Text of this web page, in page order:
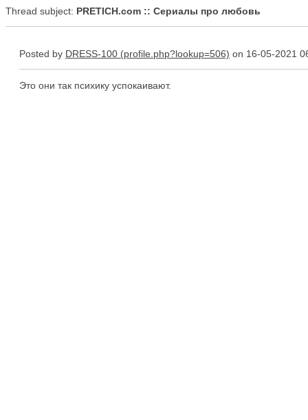
Thread subject: PRETICH.com :: Сериалы про любовь
Posted by DRESS-100 on 16-05-2021
Это они так психику успокаивают.